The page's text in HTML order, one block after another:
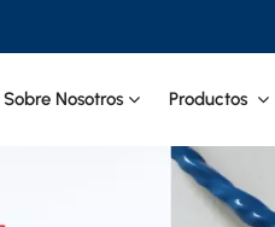
Sobre Nosotros Productos